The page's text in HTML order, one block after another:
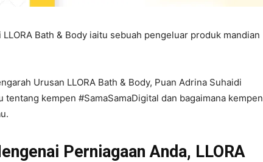
Bath & Body iaitu sebuah pengeluar produk mandian
Urusan LLORA Bath & Body, Puan Adrina Suhaidi
kempen #SamaSamaDigital dan bagaimana kempen
Perniagaan Anda, LLORA